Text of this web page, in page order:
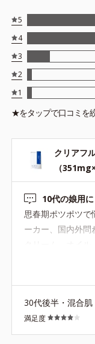
5
4
3
2
1
★をタップで口コミを
クリアフ
（
10代の娘用に
思春期ポツポツで
ーカー、国内外問
クリーム、オイ
思ったら毎月の
また女子デーに突
で、、、外からだ
入。『苦い』と言
ろですが、今月は
30代後半・混合肌
満足度